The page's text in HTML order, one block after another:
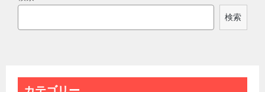
検索